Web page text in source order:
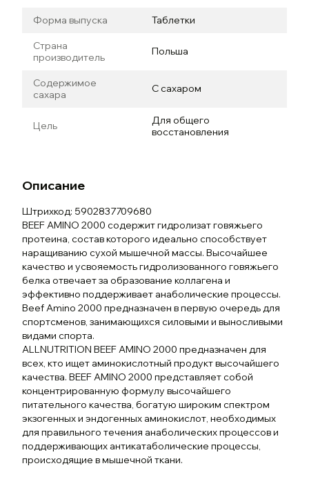
Форма выпуска Таблетки
Страна
производитель
Польша
Содержимое
сахара
С сахаром
Цель
Для общего
восстановления
Описание
Штрихкод: 5902837709680
BEEF AMINO 2000 содержит гидролизат говяжьего
протеина, состав которого идеально способствует
наращиванию сухой мышечной массы. Высочайшее
качество и усвояемость гидролизованного говяжьего
белка отвечает за образование коллагена и
эффективно поддерживает анаболические процессы.
Beef Amino 2000 предназначен в первую очередь для
спортсменов, занимающихся силовыми и выносливыми
видами спорта.
ALLNUTRITION BEEF AMINO 2000 предназначен для
всех, кто ищет аминокислотный продукт высочайшего
качества. BEEF AMINO 2000 представляет собой
концентрированную формулу высочайшего
питательного качества, богатую широким спектром
экзогенных и эндогенных аминокислот, необходимых
для правильного течения анаболических процессов и
поддерживающих антикатаболические процессы,
происходящие в мышечной ткани.